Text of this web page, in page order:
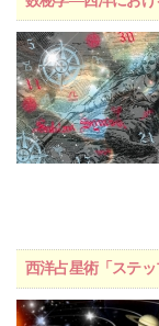
西洋占星術「ステ